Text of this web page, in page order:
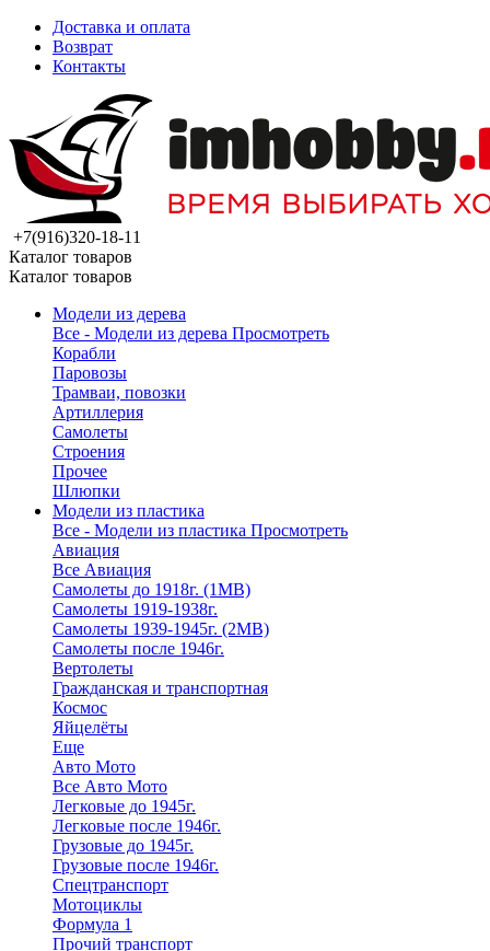
Доставка и оплата
Возврат
Контакты
+7(916)320-18-11
Каталог товаров
Каталог товаров
Модели из дерева
Все - Модели из дерева Просмотреть
Корабли
Паровозы
Трамваи, повозки
Артиллерия
Самолеты
Строения
Прочее
Шлюпки
Модели из пластика
Все - Модели из пластика Просмотреть
Авиация
Все Авиация
Самолеты до 1918г. (1МВ)
Самолеты 1919-1938г.
Самолеты 1939-1945г. (2МВ)
Самолеты после 1946г.
Вертолеты
Гражданская и транспортная
Космос
Яйцелёты
Еще
Авто Мото
Все Авто Мото
Легковые до 1945г.
Легковые после 1946г.
Грузовые до 1945г.
Грузовые после 1946г.
Спецтранспорт
Мотоциклы
Формула 1
Прочий транспорт